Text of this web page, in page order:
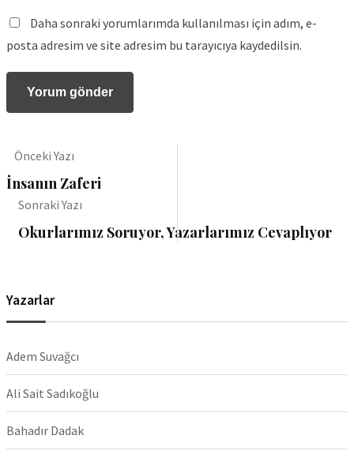
Daha sonraki yorumlarımda kullanılması için adım, e-
posta adresim ve site adresim bu tarayıcıya kaydedilsin.
Önceki Yazı
İnsanın Zaferi
Sonraki Yazı
Okurlarımız Soruyor, Yazarlarımız Cevaplıyor
Yazarlar
Adem Suvağcı
Ali Sait Sadıkoğlu
Bahadır Dadak